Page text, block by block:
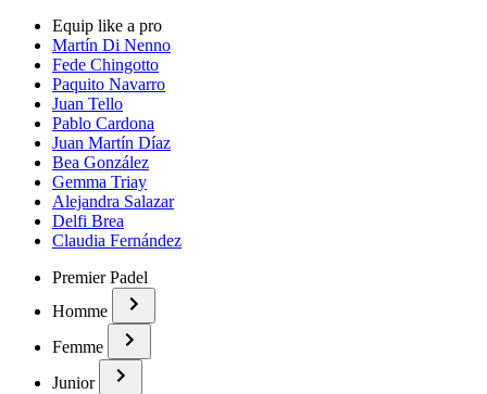
Equip like a pro
Martín Di Nenno
Fede Chingotto
Paquito Navarro
Juan Tello
Pablo Cardona
Juan Martín Díaz
Bea González
Gemma Triay
Alejandra Salazar
Delfi Brea
Claudia Fernández
Premier Padel
Homme
Femme
Junior